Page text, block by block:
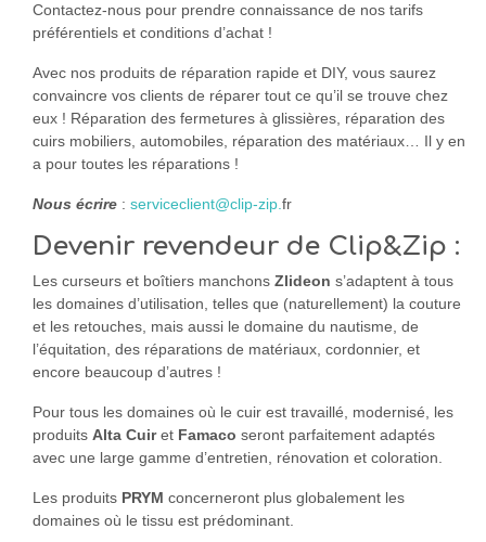
Contactez-nous pour prendre connaissance de nos tarifs
préférentiels et conditions d’achat !
Avec nos produits de réparation rapide et DIY, vous saurez
convaincre vos clients de réparer tout ce qu’il se trouve chez
eux ! Réparation des fermetures à glissières, réparation des
cuirs mobiliers, automobiles, réparation des matériaux… Il y en
a pour toutes les réparations !
Nous écrire : serviceclient@clip-zip.fr
Devenir revendeur de Clip&Zip :
Les curseurs et boîtiers manchons Zlideon s’adaptent à tous
les domaines d’utilisation, telles que (naturellement) la couture
et les retouches, mais aussi le domaine du nautisme, de
l’équitation, des réparations de matériaux, cordonnier, et
encore beaucoup d’autres !
Pour tous les domaines où le cuir est travaillé, modernisé, les
produits Alta Cuiret Famaco seront parfaitement adaptés
avec une large gamme d’entretien, rénovation et coloration.
Les produits PRYM concerneront plus globalement les
domaines où le tissu est prédominant.